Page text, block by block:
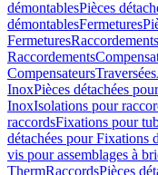
démontablesPièces
démontablesFermetures
FermeturesRaccordements
Raccordements
CompensateursTraversées
InoxPièces détachées
InoxIsolations pour
raccordsFixations pour
détachées pour Fixations
vis pour assemblages à
ThermRaccordsPièces